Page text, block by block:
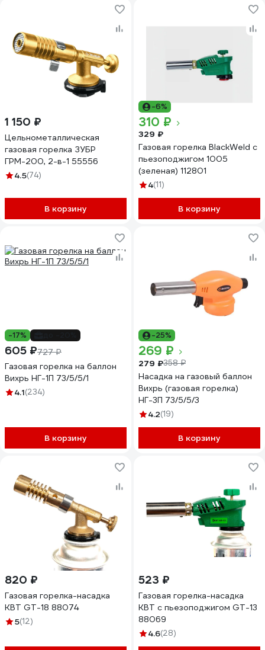
1 150 ₽
Цельнометаллическая
газовая горелка ЗУБР
ГРМ-200, 2-в-1 55556
4.5(74)
В корзину
-6%
310 ₽
329 ₽
Газовая горелка BlackWeld с
пьезоподжигом 1005
(зеленая) 112801
4(11)
В корзину
-17%
605 ₽727 ₽
Газовая горелка на баллон
Вихрь НГ-1П 73/5/5/1
4.1(234)
В корзину
-25%
269 ₽
279 ₽358 ₽
Насадка на газовый баллон
Вихрь (газовая горелка)
НГ-3П 73/5/5/3
4.2(19)
В корзину
820 ₽
Газовая горелка-насадка
КВТ GT-18 88074
5(12)
523 ₽
Газовая горелка-насадка
КВТ с пьезоподжигом GT-13
88069
4.6(28)